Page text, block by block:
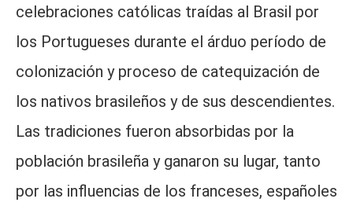
celebraciones católicas traídas al Brasil por
los Portugueses durante el árduo período de
colonización y proceso de catequización de
los nativos brasileños y de sus descendientes.
Las tradiciones fueron absorbidas por la
población brasileña y ganaron su lugar, tanto
por las influencias de los franceses, españoles